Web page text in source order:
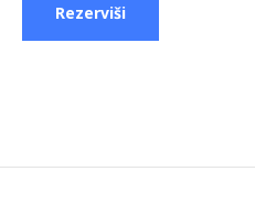
Rezerviši